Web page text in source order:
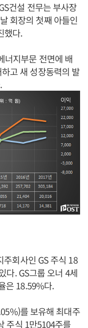
건설 전무는 부사장
회장의 첫째 아들인
했다.
너지부문 전면에 배
고 새 성장동력의 발
회사인 GS 주식 18
다. GS그룹 오너 4세
은 18.59%다.
를 보유해 최대주
주식 1만5104주를